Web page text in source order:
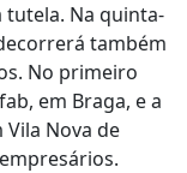
tutela. Na quinta-
também
No primeiro
em Braga, e a
Nova de